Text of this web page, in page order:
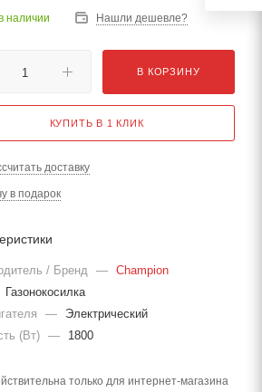
наличии Нашли дешевле?
В КОРЗИНУ
КУПИТЬ В 1 КЛИК
доставку
в подарок
/ Бренд — Champion
Газонокосилка
—
Электрический
(Вт)
— 1800
только для интернет-магазина